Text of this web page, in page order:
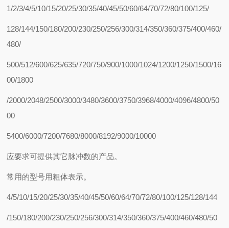
1/2/3/4/5/10/15/20/25/30/35/40/45/50/60/64/70/72/80/100/125/
128/144/150/180/200/230/250/256/300/314/350/360/375/400/460/
480/
500/512/600/625/635/720/750/900/1000/1024/1200/1250/1500/16
00/1800
/2000/2048/2500/3000/3480/3600/3750/3968/4000/4096/4800/50
00
5400/6000/7200/7680/8000/8192/9000/10000
应要求可提供其它脉冲数的产品。
常用的型号用粗体表示。
4/5/10/15/20/25/30/35/40/45/50/60/64/70/72/80/100/125/128/144
/150/180/200/230/250/256/300/314/350/360/375/400/460/480/50